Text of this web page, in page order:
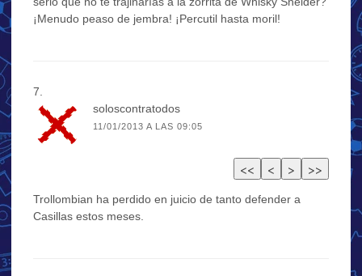
¡Menudo peaso de jembra! ¡Percutil hasta moril!
soloscontratodos
11/01/2013 A LAS 09:05
Trollombian ha perdido en juicio de tanto defender a
Casillas estos meses.